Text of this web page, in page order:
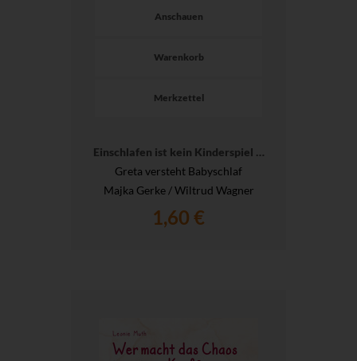
Anschauen
Warenkorb
Merkzettel
Einschlafen ist kein Kinderspiel …
Greta versteht Babyschlaf
Majka Gerke / Wiltrud Wagner
1,60 €